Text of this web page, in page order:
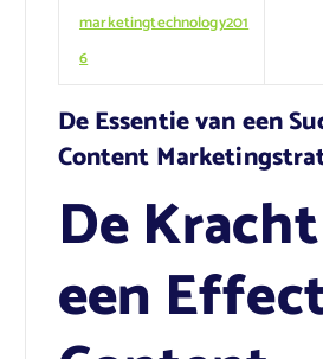
marketingtechnology201
6
De Essentie van een
Content
De
een